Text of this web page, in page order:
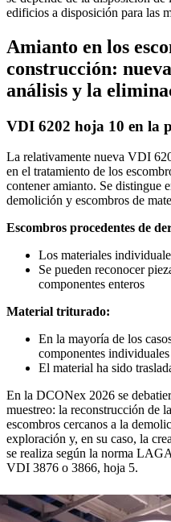
edificios a disposición para las
Amianto en los
construcción:
análisis y la
VDI 6202 hoja 10 en la
La relativamente nueva VDI
en el tratamiento de los
contener amianto. Se distingue
demolición y escombros de
Escombros procedentes de
Los materiales
Se pueden reconocer
componentes enteros
Material triturado:
En la mayoría de los
componentes individuales
El material ha sido
En la DCONex 2026 se
muestreo: la reconstrucción de
escombros cercanos a la
exploración y, en su caso, la
se realiza según la norma
VDI 3876 o 3866, hoja 5.